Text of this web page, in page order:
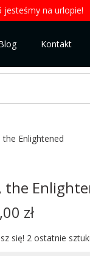
jesteśmy na urlopie!
Kontakt
the Enlightened
the
zł
się! 2 ostatnie